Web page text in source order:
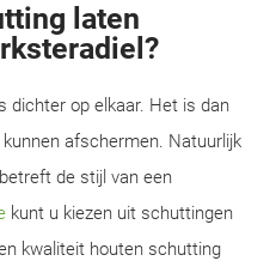
laten
dichter op elkaar. Het is dan
afschermen. Natuurlijk
de stijl van een
kunt u kiezen uit schuttingen
kwaliteit houten schutting